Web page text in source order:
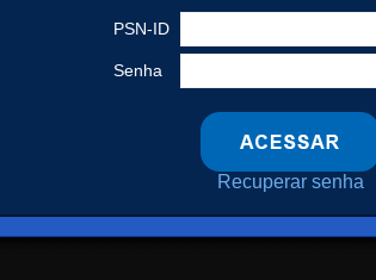
PSN-ID
Senha
Recuperar senha